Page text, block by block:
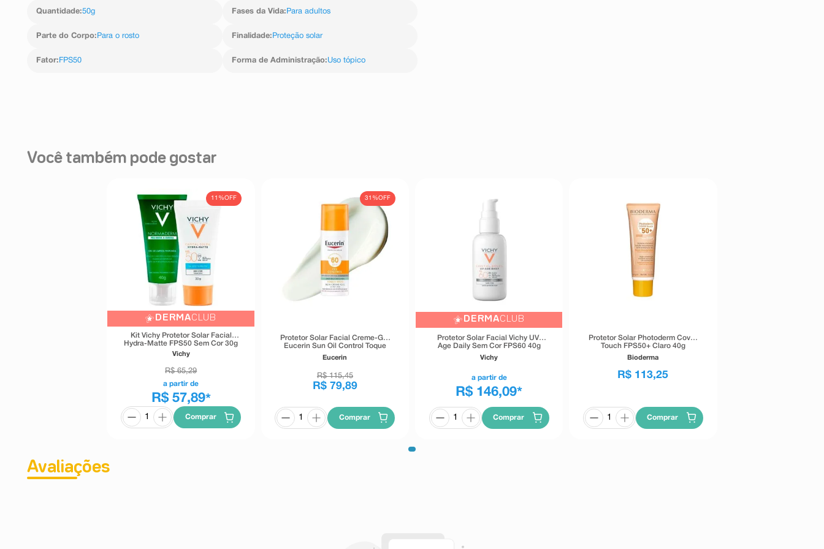
Quantidade:50g Fases da Vida: Para adultos
Parte do Corpo: Para o rosto Finalidade: Proteção solar
Fator: FPS50 Forma de Administração:Uso tópico
Você também pode gostar
11%OFF
DERMACLUB
Kit Vichy Protetor Solar Facial
Hydra-Matte FPS50 Sem Cor 30g
+ Gel de Limpeza Profunda
Normaderm 40g
Vichy
R$ 65,29
a partir de
R$ 57,89*
Comprar
31%OFF
Protetor Solar Facial Creme-Gel
Eucerin Sun Oil Control Toque
Seco Sem Cor FPS60 50ml
Eucerin
R$ 115,45
R$ 79,89
Comprar
DERMACLUB
Protetor Solar Facial Vichy UV-
Age Daily Sem Cor FPS60 40g
Vichy
a partir de
R$ 146,09*
Comprar
Protetor Solar Photoderm Cover
Touch FPS50+ Claro 40g
Bioderma
R$ 113,25
Comprar
Avaliações